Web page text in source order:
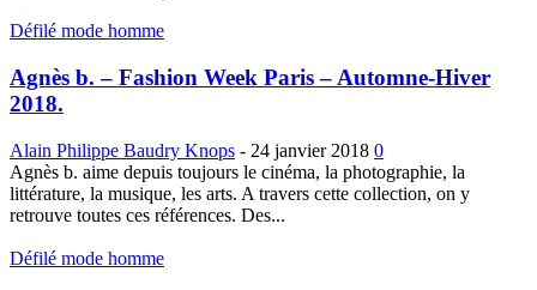
Défilé mode homme
Agnès b. – Fashion Week Paris – Automne-Hiver
2018.
Alain Philippe Baudry Knops - 24 janvier 2018 0
Agnès b. aime depuis toujours le cinéma, la photographie, la
littérature, la musique, les arts. A travers cette collection, on y
retrouve toutes ces références. Des...
Défilé mode homme